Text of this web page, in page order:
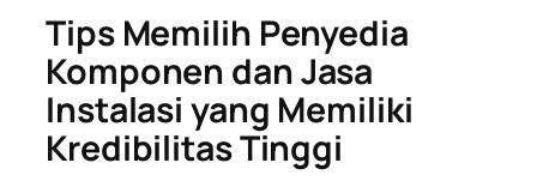
Tips Memilih Penyedia
Komponen dan Jasa
Instalasi yang Memiliki
Kredibilitas Tinggi